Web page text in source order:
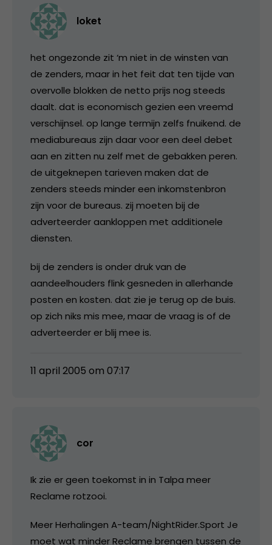
loket
het ongezonde zit ‘m niet in de winsten van
de zenders, maar in het feit dat ten tijde van
overvolle blokken de netto prijs nog steeds
daalt. dat is economisch gezien een vreemd
verschijnsel. op lange termijn zelfs fnuikend. de
mediabureaus zijn daar voor een deel debet
aan en zitten nu zelf met de gebakken peren.
de uitgeknepen tarieven maken dat de
zenders steeds minder een inkomstenbron
zijn voor de bureaus. zij moeten bij de
adverteerder aankloppen met additionele
diensten.
bij de zenders is onder druk van de
aandeelhouders flink gesneden in allerhande
posten en kosten. dat zie je terug op de buis.
op zich niks mis mee, maar de vraag is of de
adverteerder er blij mee is.
11 april 2005 om 07:17
cor
Ik zie er geen toekomst in in Talpa meer
Reclame rotzooi.
Meer Herhalingen A-team/NightRider.Sport Je
moet wat minder Reclame brengen tussen de